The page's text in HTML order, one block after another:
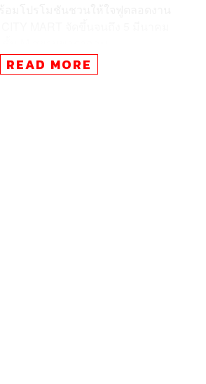
CITY MART
READ MORE